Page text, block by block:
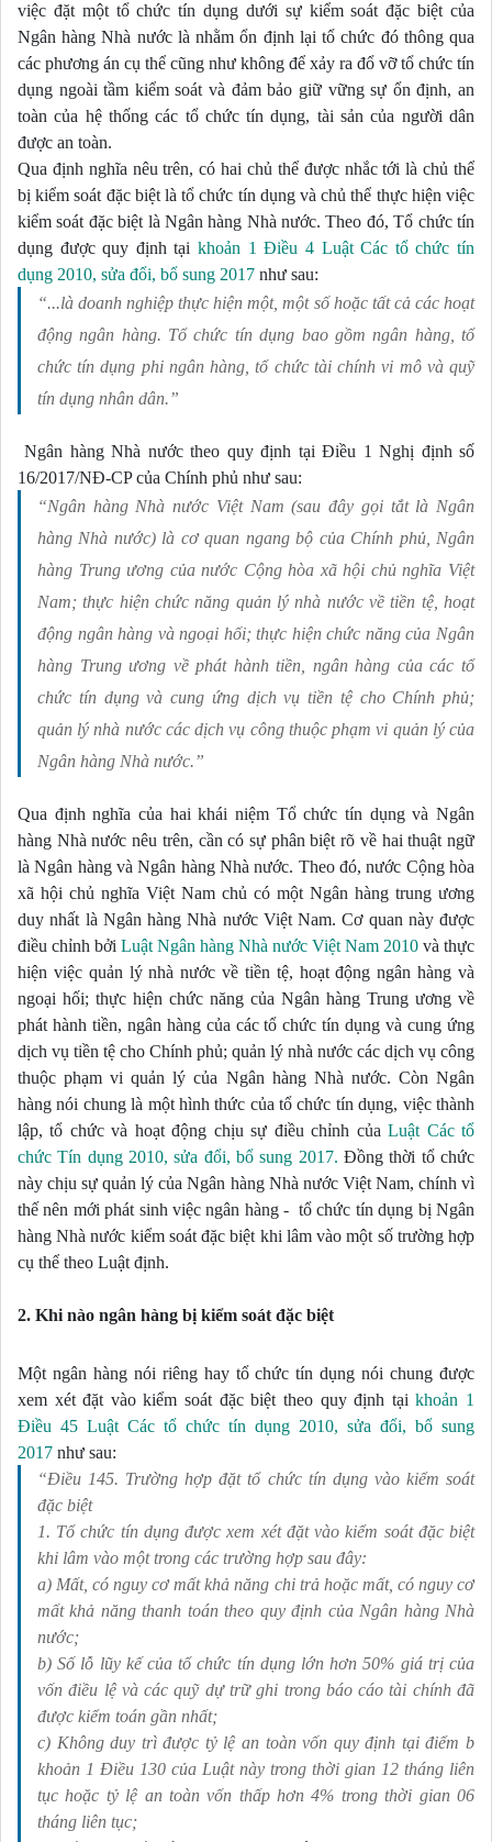
việc đặt một tổ chức tín dụng dưới sự kiểm soát đặc biệt của
Ngân hàng Nhà nước là nhằm ổn định lại tổ chức đó thông qua
các phương án cụ thể cũng như không để xảy ra đổ vỡ tổ chức tín
dụng ngoài tầm kiểm soát và đảm bảo giữ vững sự ổn định, an
toàn của hệ thống các tổ chức tín dụng, tài sản của người dân
được an toàn.
Qua định nghĩa nêu trên, có hai chủ thể được nhắc tới là chủ thể
bị kiểm soát đặc biệt là tổ chức tín dụng và chủ thể thực hiện việc
kiểm soát đặc biệt là Ngân hàng Nhà nước. Theo đó, Tổ chức tín
dụng được quy định tại khoản 1 Điều 4 Luật Các tổ chức tín
dụng 2010, sửa đổi, bổ sung 2017 như sau:
“...là doanh nghiệp thực hiện một, một số hoặc tất cả các hoạt
động ngân hàng. Tổ chức tín dụng bao gồm ngân hàng, tổ
chức tín dụng phi ngân hàng, tổ chức tài chính vi mô và quỹ
tín dụng nhân dân.”
Ngân hàng Nhà nước theo quy định tại Điều 1 Nghị định số
16/2017/NĐ-CP của Chính phủ như sau:
“Ngân hàng Nhà nước Việt Nam (sau đây gọi tắt là Ngân
hàng Nhà nước) là cơ quan ngang bộ của Chính phủ, Ngân
hàng Trung ương của nước Cộng hòa xã hội chủ nghĩa Việt
Nam; thực hiện chức năng quản lý nhà nước về tiền tệ, hoạt
động ngân hàng và ngoại hối; thực hiện chức năng của Ngân
hàng Trung ương về phát hành tiền, ngân hàng của các tổ
chức tín dụng và cung ứng dịch vụ tiền tệ cho Chính phủ;
quản lý nhà nước các dịch vụ công thuộc phạm vi quản lý của
Ngân hàng Nhà nước.”
Qua định nghĩa của hai khái niệm Tổ chức tín dụng và Ngân
hàng Nhà nước nêu trên, cần có sự phân biệt rõ về hai thuật ngữ
là Ngân hàng và Ngân hàng Nhà nước. Theo đó, nước Cộng hòa
xã hội chủ nghĩa Việt Nam chủ có một Ngân hàng trung ương
duy nhất là Ngân hàng Nhà nước Việt Nam. Cơ quan này được
điều chỉnh bởi Luật Ngân hàng Nhà nước Việt Nam 2010 và thực
hiện việc quản lý nhà nước về tiền tệ, hoạt động ngân hàng và
ngoại hối; thực hiện chức năng của Ngân hàng Trung ương về
phát hành tiền, ngân hàng của các tổ chức tín dụng và cung ứng
dịch vụ tiền tệ cho Chính phủ; quản lý nhà nước các dịch vụ công
thuộc phạm vi quản lý của Ngân hàng Nhà nước. Còn Ngân
hàng nói chung là một hình thức của tổ chức tín dụng, việc thành
lập, tổ chức và hoạt động chịu sự điều chỉnh của Luật Các tổ
chức Tín dụng 2010, sửa đổi, bổ sung 2017. Đồng thời tổ chức
này chịu sự quản lý của Ngân hàng Nhà nước Việt Nam, chính vì
thế nên mới phát sinh việc ngân hàng -  tổ chức tín dụng bị Ngân
hàng Nhà nước kiểm soát đặc biệt khi lâm vào một số trường hợp
cụ thể theo Luật định.
2. Khi nào ngân hàng bị kiểm soát đặc biệt
Một ngân hàng nói riêng hay tổ chức tín dụng nói chung được
xem xét đặt vào kiểm soát đặc biệt theo quy định tại khoản 1
Điều 45 Luật Các tổ chức tín dụng 2010, sửa đổi, bổ sung
2017 như sau:
“Điều 145. Trường hợp đặt tổ chức tín dụng vào kiểm soát
đặc biệt
1. Tổ chức tín dụng được xem xét đặt vào kiểm soát đặc biệt
khi lâm vào một trong các trường hợp sau đây:
a) Mất, có nguy cơ mất khả năng chi trả hoặc mất, có nguy cơ
mất khả năng thanh toán theo quy định của Ngân hàng Nhà
nước;
b) Số lỗ lũy kế của tổ chức tín dụng lớn hơn 50% giá trị của
vốn điều lệ và các quỹ dự trữ ghi trong báo cáo tài chính đã
được kiểm toán gần nhất;
c) Không duy trì được tỷ lệ an toàn vốn quy định tại điểm b
khoản 1 Điều 130 của Luật này trong thời gian 12 tháng liên
tục hoặc tỷ lệ an toàn vốn thấp hơn 4% trong thời gian 06
tháng liên tục;